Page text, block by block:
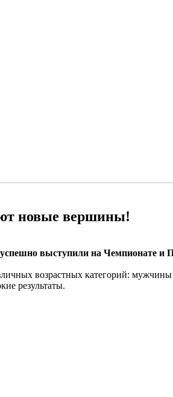
новые вершины!
выступили на Чемпионате и
возрастных категорий:
результаты.